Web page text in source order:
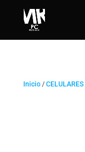
Inicio /CELULARES